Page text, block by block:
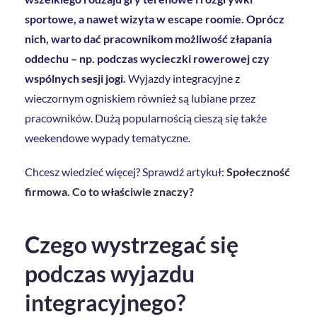
sportowe, a nawet wizyta w escape roomie. Oprócz
nich, warto dać pracownikom możliwość złapania
oddechu – np. podczas wycieczki rowerowej czy
wspólnych sesji jogi. Wyjazdy integracyjne z
wieczornym ogniskiem również są lubiane przez
pracowników. Dużą popularnością cieszą się także
weekendowe wypady tematyczne.
Chcesz wiedzieć więcej? Sprawdź artykuł: Społeczność
firmowa. Co to właściwie znaczy?
Czego wystrzegać się
podczas wyjazdu
integracyjnego?